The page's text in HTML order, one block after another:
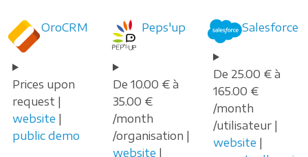
OroCRM
Prices upon
request |
website |
public demo
Peps'up
De 10.00 € à
35.00 €
/month
/organisation |
website |
Salesforce
De 25.00 € à
165.00 €
/month
/utilisateur |
website |